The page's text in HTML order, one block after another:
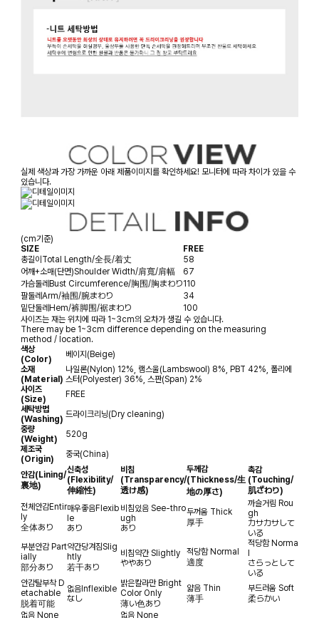
실제 색상과 가장 가까운 아래 제품이미지를 확인하세요! 모니터에 따라 차이가 있을 수
있습니다.
(cm기준)
SIZE
FREE
총길이 Total Length/全長/着丈
58
어깨+소매(단면)Shoulder Width/肩寬/肩幅
67
가슴둘레 Bust Circumference/胸围/胸まわり110
팔둘레 Arm/袖围/腕まわり
34
밑단둘레 Hem/裤脚围/裾まわり
100
사이즈는 재는 위치에 따라 1~3cm의 오차가 생길 수 있습니다.
There may be 1~3cm difference depending on the measuring
method / location.
색상
(Color)
베이지(Beige)
소재
(Material)
나일론(Nylon) 12%, 램스울(Lambswool) 8%, PBT 42%, 폴리에
스터(Polyester) 36%, 스판(Span) 2%
사이즈
(Size)
FREE
세탁방법
(Washing) 드라이크리닝(Dry cleaning)
중량
(Weight)
520g
제조국
(Origin)
중국(China)
안감(Lining/
裏地)
신축성
(Flexibility/
伸縮性)
비침
(Transparency/
透け感)
두께감
(Thickness/生
地の厚さ)
촉감
(Touching/
肌ざわり)
전체안감Entir
ly
全体あり
매우좋음Flexib
le
あり
비침있음 See-thro
ugh
あり
두꺼움 Thick
厚手
까슬거림 Rou
gh
カサカサして
いる
부분안감 Part
ially
部分あり
약간당겨짐Slig
htly
若干あり
비침약간Slightly
ややあり
적당함 Normal
適度
적당함 Norma
さらっとして
いる
안감탈부착 D
etachable
脱着可能
없음 Inflexible
なし
밝은칼라만 Bright
Color Only
薄い色あり
얇음 Thin
薄手
부드러움 Soft
柔らかい
없음 None 없음 None